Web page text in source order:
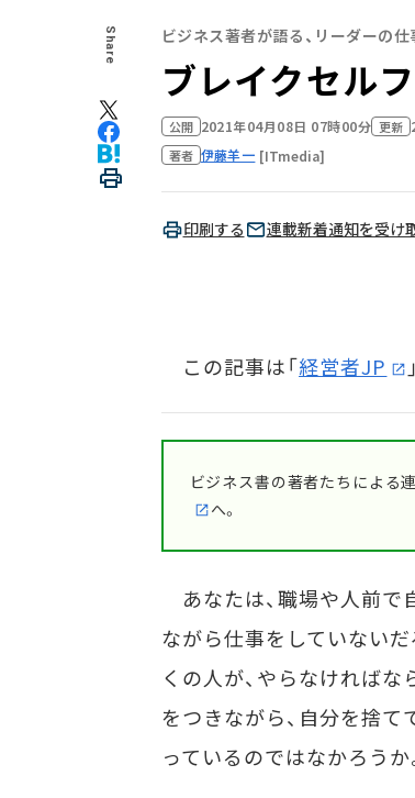
Share ビジネス著者が語る、リーダーの仕
ブレイクセル
公開 2021年04月08日 07時00分 更新
著者 伊藤羊一 [ITmedia]
印刷する 連載新着通知を受け
この記事は「経営者JP
ビジネス書の著者たちによる
へ。
あなたは、職場や人前で
ながら仕事をしていない
くの人が、やらなければ
をつきながら、自分を捨て
っているのではなかろうか